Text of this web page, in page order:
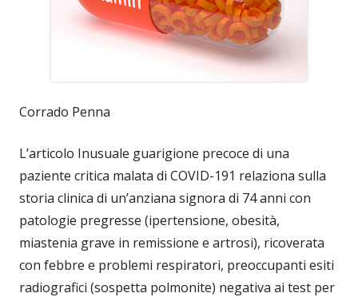
Corrado Penna
L’articolo Inusuale guarigione precoce di una
paziente critica malata di COVID-191 relaziona sulla
storia clinica di un’anziana signora di 74 anni con
patologie pregresse (ipertensione, obesità,
miastenia grave in remissione e artrosi), ricoverata
con febbre e problemi respiratori, preoccupanti esiti
radiografici (sospetta polmonite) negativa ai test per